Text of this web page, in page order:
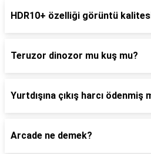
HDR10+ özelliği görüntü
Teruzor dinozor mu kuş mu?
Yurtdışına çıkış harcı ödenmiş
Arcade ne demek?